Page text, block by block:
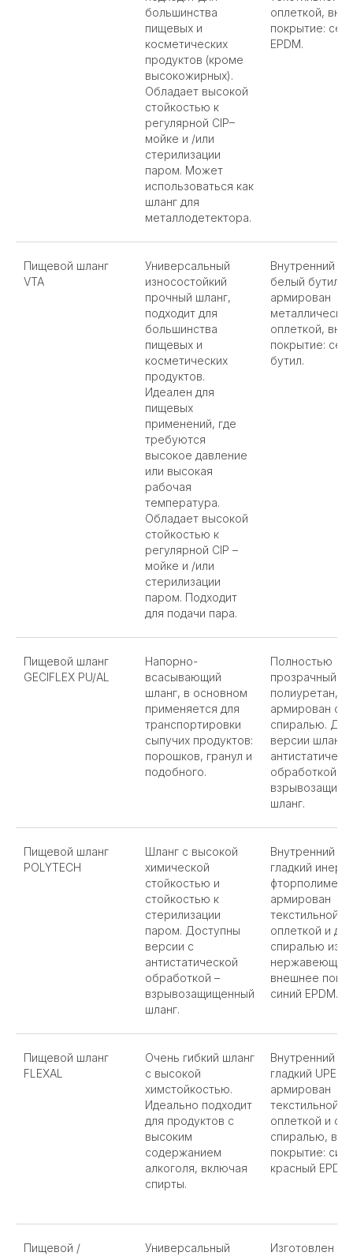
большинства
пищевых и
косметических
продуктов (кроме
высокожирных).
Обладает высокой
стойкостью к
регулярной CIP–
мойке и /или
стерилизации
паром. Может
использоваться как
шланг для
металлодетектора.
оплеткой,
покрытие:
EPDM.
Пищевой шланг
VTA
Универсальный
износостойкий
прочный шланг,
подходит для
большинства
пищевых и
косметических
продуктов.
Идеален для
пищевых
применений, где
требуются
высокое давление
или высокая
рабочая
температура.
Обладает высокой
стойкостью к
регулярной CIP –
мойке и /или
стерилизации
паром. Подходит
для подачи пара.
Внутренний
белый бутил,
армирован
оплеткой,
покрытие:
бутил.
Пищевой шланг
GECIFLEX PU/AL
Напорно-
всасывающий
шланг, в основном
применяется для
транспортировки
сыпучих продуктов:
порошков, гранул и
подобного.
Полностью
прозрачный
полиуретан,
армирован
спиралью.
версии
обработкой –
шланг.
Пищевой шланг
POLYTECH
Шланг с высокой
химической
стойкостью и
стойкостью к
стерилизации
паром. Доступны
версии с
антистатической
обработкой –
взрывозащищенный
шланг.
Внутренний
гладкий
фторполимер
армирован
текстильной
оплеткой и
спиралью из
нержавеющей
внешнее
синий EPDM.
Пищевой шланг
FLEXAL
Очень гибкий шланг
с высокой
химстойкостью.
Идеально подходит
для продуктов с
высоким
содержанием
алкоголя, включая
спирты.
Внутренний
гладкий UPE,
армирован
текстильной
оплеткой и
спиралью,
покрытие:
красный EPDM.
Пищевой /
Универсальный
Изготовлен из